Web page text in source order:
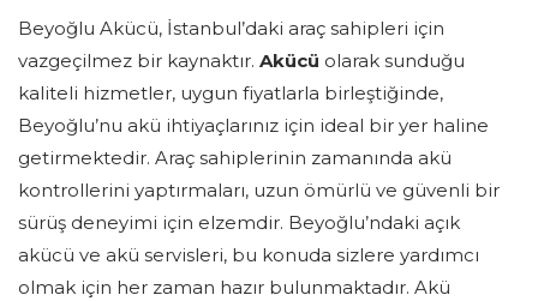
Beyoğlu Akücü, İstanbul’daki araç sahipleri için
vazgeçilmez bir kaynaktır. Akücü olarak sunduğu
kaliteli hizmetler, uygun fiyatlarla birleştiğinde,
Beyoğlu’nu akü ihtiyaçlarınız için ideal bir yer haline
getirmektedir. Araç sahiplerinin zamanında akü
kontrollerini yaptırmaları, uzun ömürlü ve güvenli bir
sürüş deneyimi için elzemdir. Beyoğlu’ndaki açık
akücü ve akü servisleri, bu konuda sizlere yardımcı
olmak için her zaman hazır bulunmaktadır. Akü